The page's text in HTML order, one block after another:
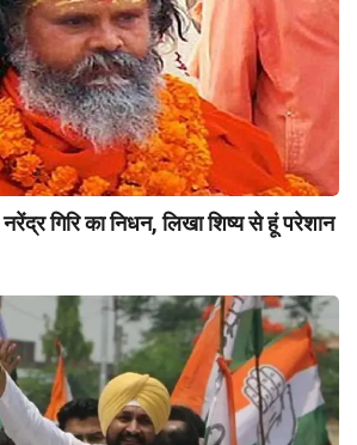
गिरि का निधन, लिखा शिष्य से हूं परेशान